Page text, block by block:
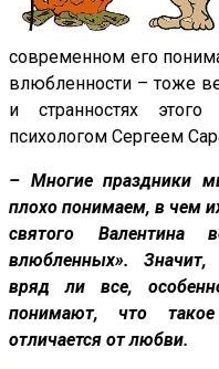
современном его
влюбленности – тоже
и странностях
психологом Сергеем
– Многие праздники
плохо понимаем, в чем
святого
влюбленных».
вряд ли все,
понимают, что
отличается от любви.